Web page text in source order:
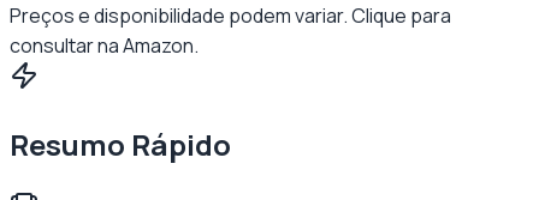
Preços e disponibilidade podem variar. Clique para
consultar na Amazon.
Resumo Rápido